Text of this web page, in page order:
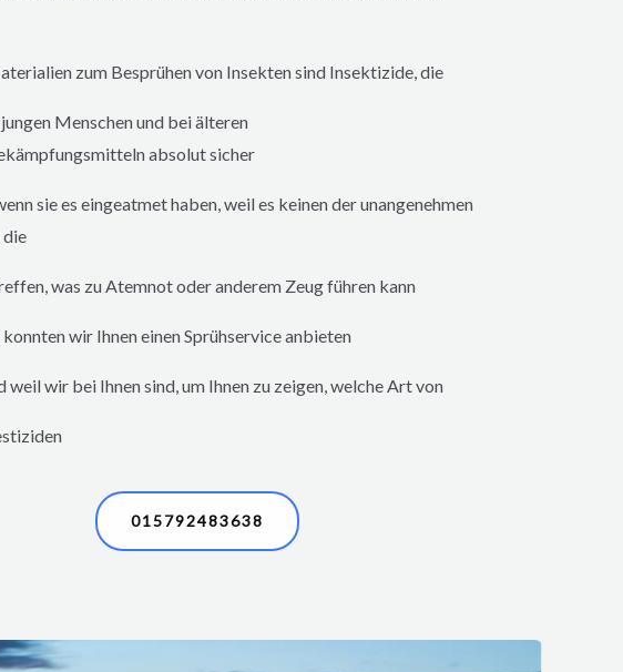
zum Besprühen von Insekten sind Insektizide, die
jungen Menschen und bei älteren
absolut sicher
sie es eingeatmet haben, weil es keinen der unangenehmen
die
was zu Atemnot oder anderem Zeug führen kann
wir Ihnen einen Sprühservice anbieten
weil wir bei Ihnen sind, um Ihnen zu zeigen, welche Art von
015792483638